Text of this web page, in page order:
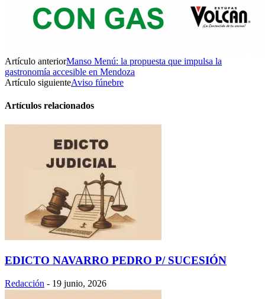
Artículo anteriorManso Menú: la propuesta que impulsa la
gastronomía accesible en Mendoza
Artículo siguienteAviso fúnebre
Artículos relacionados
EDICTO NAVARRO PEDRO P/ SUCESIÓN
Redacción - 19 junio, 2026